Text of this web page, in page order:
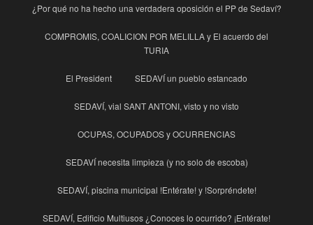
¿Por qué no ha hecho una verdadera oposición el PP de Sedaví?
COMPROMIS, COALICION POR MELILLA y El acuerdo del
TURIA
El President SEDAVÍ un pueblo estancado
SEDAVÍ, vial SANT ANTONI, visto y no visto
OCUPAS, OCUPADOS y OCURRENCIAS
SEDAVÍ necesita limpieza (y no solo de escoba)
SEDAVÍ, piscina municipal !Entérate! y !Sorpréndete!
SEDAVÍ, Edificio Multiusos ¿Conoces lo ocurrido? ¡Entérate!